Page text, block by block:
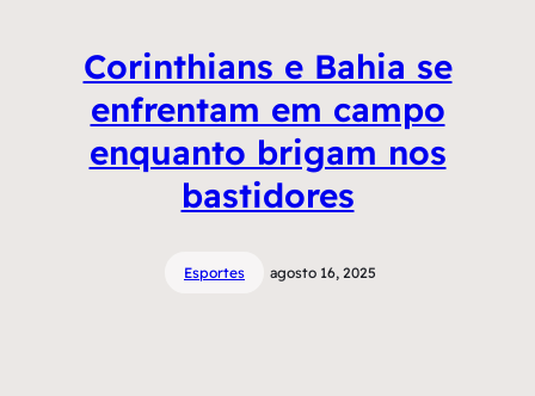
Corinthians e Bahia se
enfrentam em campo
enquanto brigam nos
bastidores
Esportes agosto 16, 2025